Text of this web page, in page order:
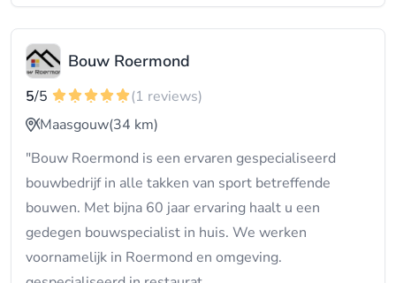
Bouw Roermond
5/5
(1 reviews)
Maasgouw(34 km)
"Bouw Roermond is een ervaren gespecialiseerd
bouwbedrijf in alle takken van sport betreffende
bouwen. Met bijna 60 jaar ervaring haalt u een
gedegen bouwspecialist in huis. We werken
voornamelijk in Roermond en omgeving.